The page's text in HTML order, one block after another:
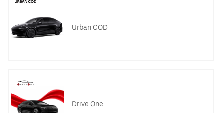
Urban COD
Drive One